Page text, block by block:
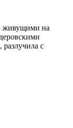
живущими на
с